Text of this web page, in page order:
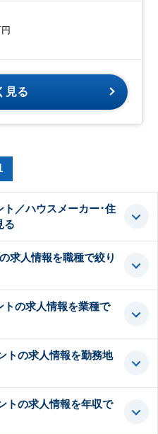
見る
／ハウスメーカー･住
る
求人情報を職種で絞り
の求人情報を業種で
トの求人情報を勤務地
トの求人情報を年収で